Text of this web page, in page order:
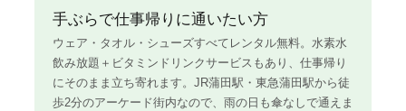
手ぶらで仕事帰りに通いたい方
ウェア・タオル・シューズすべてレンタル無料。水素水
飲み放題＋ビタミンドリンクサービスもあり、仕事帰り
にそのまま立ち寄れます。JR蒲田駅・東急蒲田駅から徒
歩2分のアーケード街内なので、雨の日も傘なしで通えま